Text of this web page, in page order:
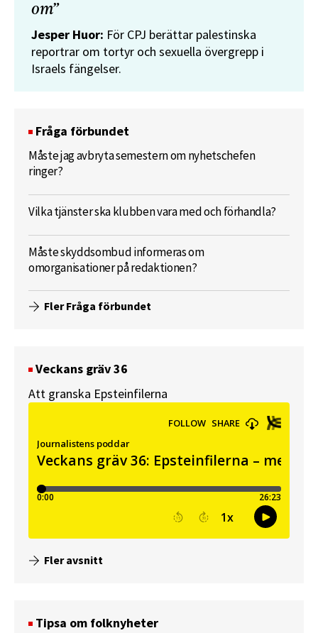
om”
Jesper Huor: För CPJ berättar palestinska
reportrar om tortyr och sexuella övergrepp i
Israels fängelser.
Fråga förbundet
Måste jag avbryta semestern om nyhetschefen
ringer?
Vilka tjänster ska klubben vara med och förhandla?
Måste skyddsombud informeras om
omorganisationer på redaktionen?
Fler Fråga förbundet
Veckans gräv 36
Att granska Epsteinfilerna
Fler avsnitt
Tipsa om folknyheter